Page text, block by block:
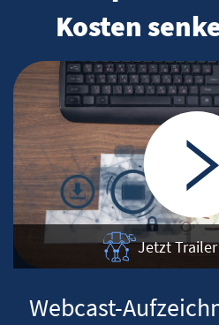
Kosten
Jetzt
Webcast-